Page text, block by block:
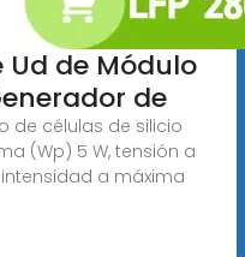
Ud de Módulo
de
de células de silicio
(Wp) 5 W, tensión a
intensidad a máxima